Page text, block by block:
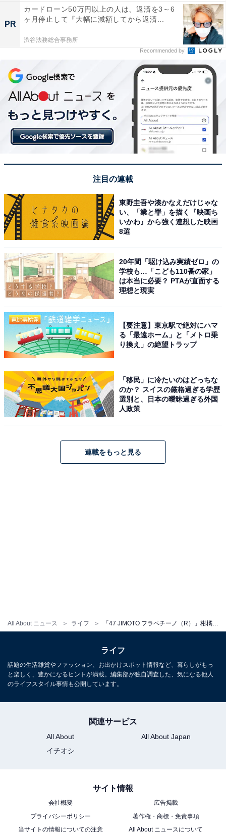
All About ニュース ライフ 「47 JIMOTO フラペチーノ（R）」柑橘系フレーバーのオーダー数ランキング！ 2位「静岡 みかんシトラス だらーけ」、1位は？
PR
カードローン50万円以上の人は、返済を3～6
ヶ月停止して『大幅に減額してから返済...
渋谷法務総合事務所
Recommended by
注目の連載
東野圭吾や湊かなえだけじゃな
い、「業と罪」を描く『映画ち
いかわ』から強く連想した映画
8選
20年間「駆け込み実績ゼロ」の
学校も…「こども110番の家」
は本当に必要？ PTAが直面する
理想と現実
【要注意】東京駅で絶対にハマ
る「最遠ホーム」と「メトロ乗
り換え」の絶望トラップ
「移民」に冷たいのはどっちな
のか？ スイスの厳格過ぎる学歴
選別と、日本の曖昧過ぎる外国
人政策
連載をもっと見る
ライフ
話題の生活雑貨やファッション、お出かけスポット情報など、暮らしがもっ
と楽しく、豊かになるヒントが満載。編集部が独自調査した、気になる他人
のライフスタイル事情も公開しています。
関連サービス
All About
All About Japan
イチオシ
サイト情報
会社概要
広告掲載
プライバシーポリシー
著作権・商標・免責事項
当サイトの情報についての注意
All About ニュースについて